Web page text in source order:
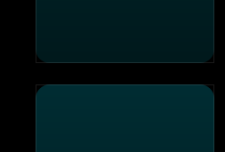
The Girl Next Door